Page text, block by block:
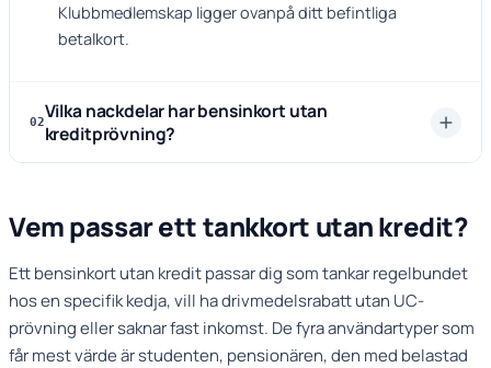
Klubbmedlemskap ligger ovanpå ditt befintliga
betalkort.
02Vilka nackdelar har bensinkort utan
kreditprövning?
Vem passar ett tankkort utan kredit?
Ett bensinkort utan kredit passar dig som tankar regelbundet
hos en specifik kedja, vill ha drivmedelsrabatt utan UC-
prövning eller saknar fast inkomst. De fyra användartyper som
får mest värde är studenten, pensionären, den med belastad